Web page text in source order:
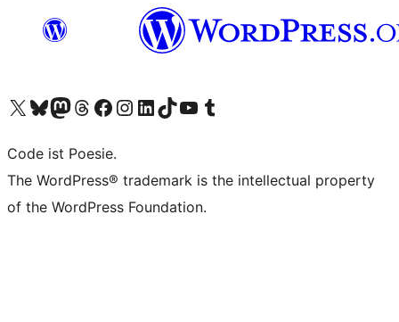
Unser X-Konto (früher Twitter) besuchen
Unser Bluesky-Konto besuchen
Unser Mastodon-Konto besuchen
Unser Threads-Konto besuchen
Unsere Facebook-Seite besuchen
Unser Instagram-Konto besuchen
Unser LinkedIn-Konto besuchen
Unser TikTok-Konto besuchen
Unseren YouTube-Kanal besuchen
Unser Tumblr-Konto besuchen
Code ist Poesie.
The WordPress® trademark is the intellectual property
of the WordPress Foundation.